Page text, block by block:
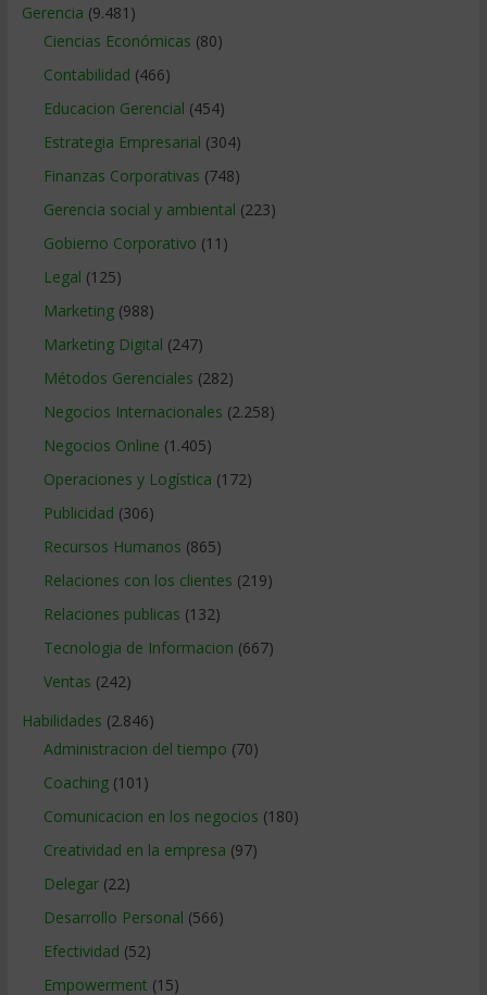
Gerencia (9.481)
Ciencias Económicas (80)
Contabilidad (466)
Educacion Gerencial (454)
Estrategia Empresarial (304)
Finanzas Corporativas (748)
Gerencia social y ambiental (223)
Gobierno Corporativo (11)
Legal (125)
Marketing(988)
Marketing Digital (247)
Métodos Gerenciales (282)
Negocios Internacionales (2.258)
Negocios Online (1.405)
Operaciones y Logística (172)
Publicidad (306)
Recursos Humanos (865)
Relaciones con los clientes (219)
Relaciones publicas (132)
Tecnologia de Informacion (667)
Ventas (242)
Habilidades (2.846)
Administracion del tiempo (70)
Coaching(101)
Comunicacion en los negocios (180)
Creatividad en la empresa (97)
Delegar(22)
Desarrollo Personal (566)
Efectividad (52)
Empowerment (15)